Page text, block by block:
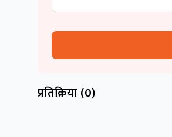
प्रतिक्रिया (0)